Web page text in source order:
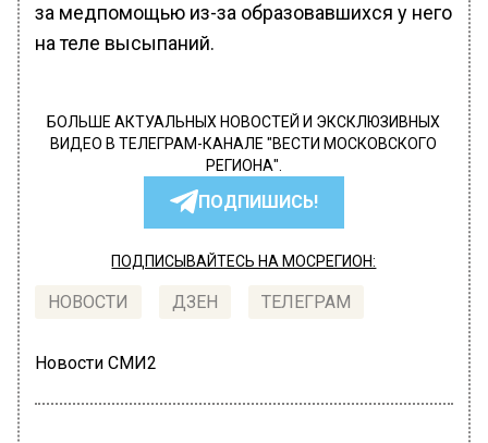
за медпомощью из-за образовавшихся у него
на теле высыпаний.
БОЛЬШЕ АКТУАЛЬНЫХ НОВОСТЕЙ И ЭКСКЛЮЗИВНЫХ
ВИДЕО В ТЕЛЕГРАМ-КАНАЛЕ "ВЕСТИ МОСКОВСКОГО
РЕГИОНА".
ПОДПИШИСЬ!
ПОДПИСЫВАЙТЕСЬ НА МОСРЕГИОН:
НОВОСТИ ДЗЕН ТЕЛЕГРАМ
Новости СМИ2